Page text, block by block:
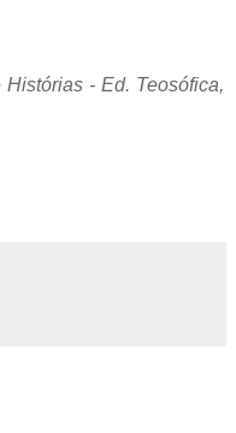
- Ed. Teosófica,